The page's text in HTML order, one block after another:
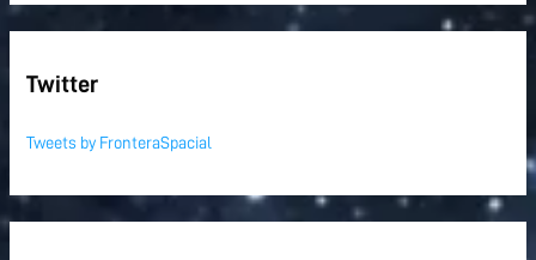
Twitter
Tweets by FronteraSpacial